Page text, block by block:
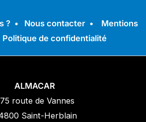
? • Nous contacter • Mentions
Politique de confidentialité
ALMACAR
route de Vannes
Saint-Herblain